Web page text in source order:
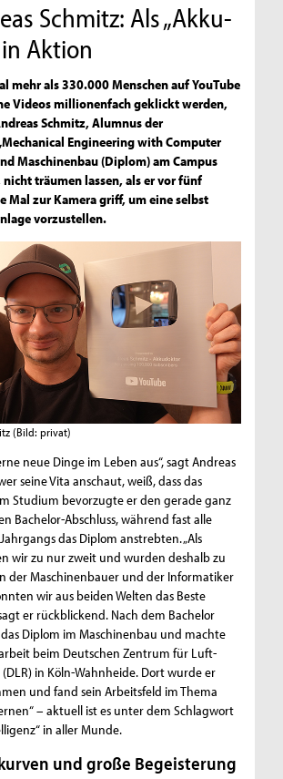
Schmitz: Als „Akku-
Aktion
mehr als 330.000 Menschen auf YouTube
Videos millionenfach geklickt werden,
Schmitz, Alumnus der
Engineering with Computer
Maschinenbau (Diplom) am Campus
nicht träumen lassen, als er vor fünf
Mal zur Kamera griff, um eine selbst
vorzustellen.
(Bild: privat)
neue Dinge im Leben aus“, sagt Andreas
seine Vita anschaut, weiß, dass das
Studium bevorzugte er den gerade ganz
Bachelor-Abschluss, während fast alle
das Diplom anstrebten. „Als
wir zu nur zweit und wurden deshalb zu
der Maschinenbauer und der Informatiker
wir aus beiden Welten das Beste
er rückblickend. Nach dem Bachelor
Diplom im Maschinenbau und machte
beim Deutschen Zentrum für Luft-
in Köln-Wahnheide. Dort wurde er
und fand sein Arbeitsfeld im Thema
– aktuell ist es unter dem Schlagwort
in aller Munde.
und große Begeisterung